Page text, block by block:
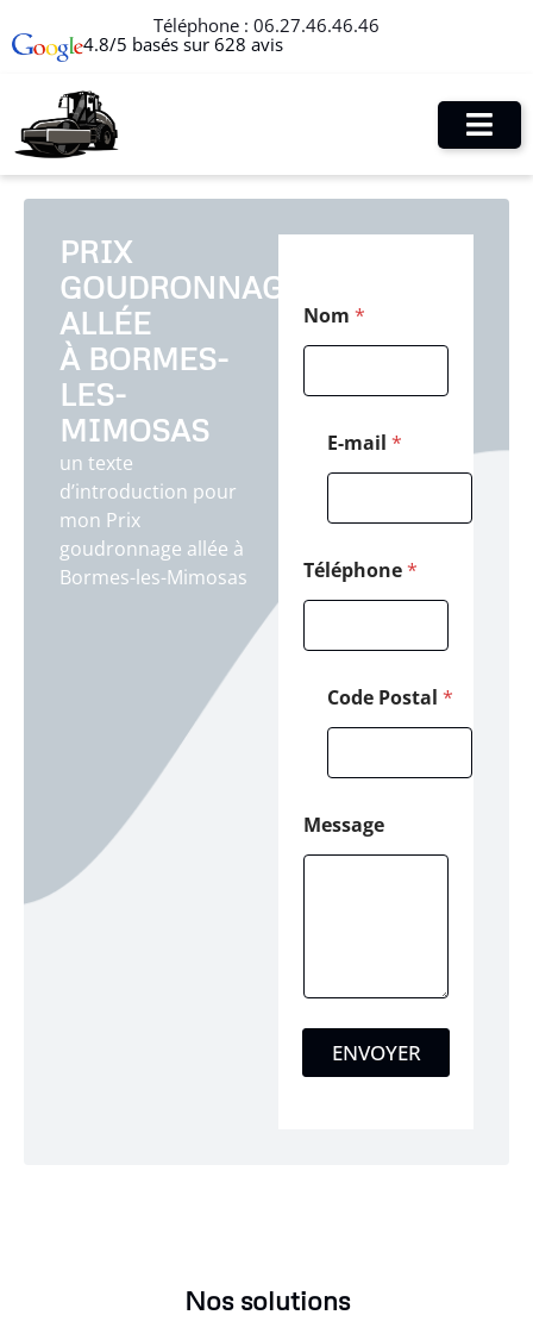
Téléphone : 06.27.46.46.46
4.8/5 basés sur 628 avis
PRIX
GOUDRONNAGE
ALLÉE
À BORMES-
LES-
MIMOSAS
un texte
d’introduction pour
mon Prix
goudronnage allée à
Bormes-les-Mimosas
Nom *
p
o
E-mail *
Téléphone*
Code Postal *
Message
ENVOYER
Nos solutions